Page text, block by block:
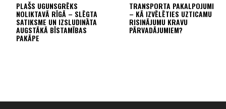
PLAŠS UGUNSGRĒKS
NOLIKTAVĀ RĪGĀ – SLĒGTA
SATIKSME UN IZSLUDINĀTA
AUGSTĀKĀ BĪSTAMĪBAS
PAKĀPE
TRANSPORTA PAKALPOJUMI
– KĀ IZVĒLĒTIES UZTICAMU
RISINĀJUMU KRAVU
PĀRVADĀJUMIEM?